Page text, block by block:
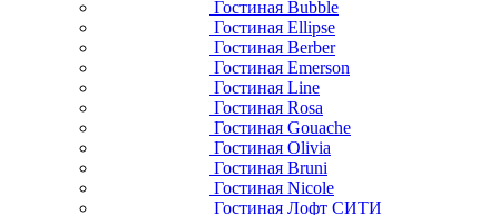
Гостиная Bubble
Гостиная Ellipse
Гостиная Berber
Гостиная Emerson
Гостиная Line
Гостиная Rosa
Гостиная Gouache
Гостиная Olivia
Гостиная Bruni
Гостиная Nicole
Гостиная Лофт СИТИ